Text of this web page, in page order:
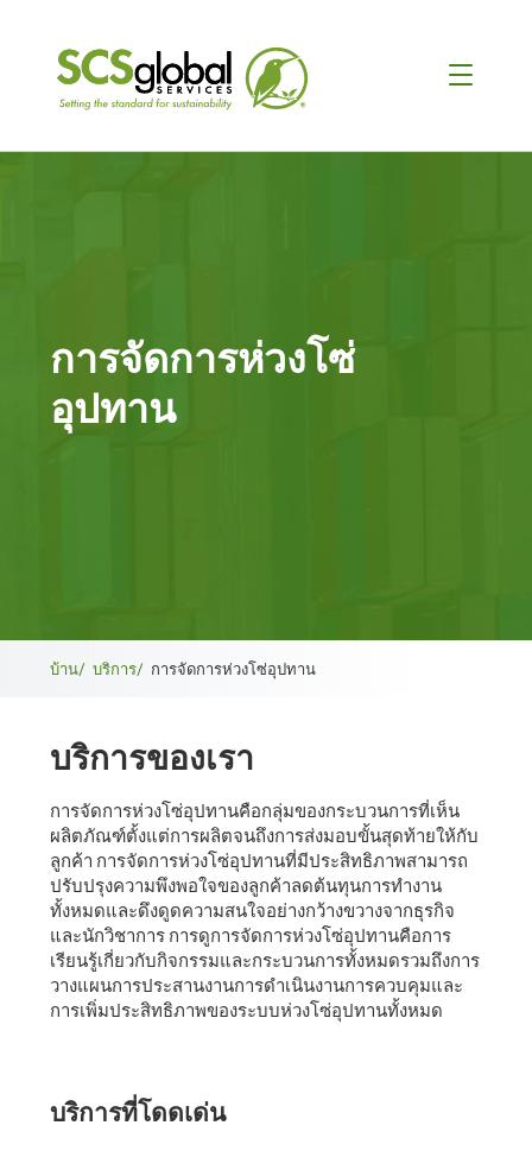
การจัดการห่วงโซ่
อุปทาน
เบ
รด
ค
รัม
บ์
บ้าน/ บริการ/ การจัดการห่วงโซ่อุปทาน
บริการของเรา
การจัดการห่วงโซ่อุปทานคือกลุ่มของกระบวนการที่เห็น
ผลิตภัณฑ์ตั้งแต่การผลิตจนถึงการส่งมอบขั้นสุดท้ายให้กับ
ลูกค้า การจัดการห่วงโซ่อุปทานที่มีประสิทธิภาพสามารถ
ปรับปรุงความพึงพอใจของลูกค้าลดต้นทุนการทํางาน
ทั้งหมดและดึงดูดความสนใจอย่างกว้างขวางจากธุรกิจ
และนักวิชาการ การดูการจัดการห่วงโซ่อุปทานคือการ
เรียนรู้เกี่ยวกับกิจกรรมและกระบวนการทั้งหมดรวมถึงการ
วางแผนการประสานงานการดําเนินงานการควบคุมและ
การเพิ่มประสิทธิภาพของระบบห่วงโซ่อุปทานทั้งหมด
บริการที่โดดเด่น